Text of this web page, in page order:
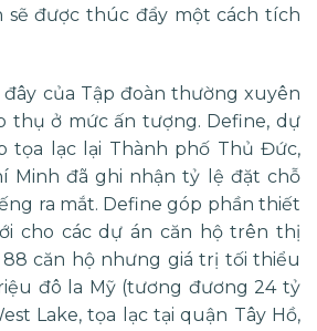
sẽ được thúc đẩy một cách tích
của Tập đoàn thường xuyên
thụ ở mức ấn tượng. Define, dự
tọa lạc lại Thành phố Thủ Đức,
Minh đã ghi nhận tỷ lệ đặt chỗ
ra mắt. Define góp phần thiết
cho các dự án căn hộ trên thị
căn hộ nhưng giá trị tối thiểu
đô la Mỹ (tương đương 24 tỷ
Lake, tọa lạc tại quận Tây Hồ,